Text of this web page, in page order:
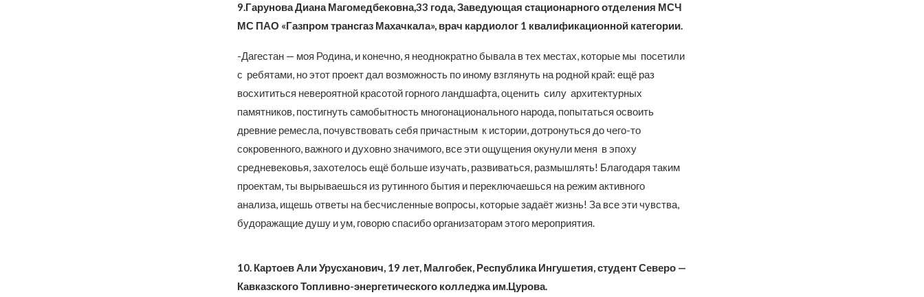
9.Гарунова Диана Магомедбековна,33 года, Заведующая стационарного отделения МСЧ
МС ПАО «Газпром трансгаз Махачкала», врач кардиолог 1 квалификационной категории.
-Дагестан — моя Родина, и конечно, я неоднократно бывала в тех местах, которые мы посетили
с ребятами, но этот проект дал возможность по иному взглянуть на родной край: ещё раз
восхититься невероятной красотой горного ландшафта, оценить силу архитектурных
памятников, постигнуть самобытность многонационального народа, попытаться освоить
древние ремесла, почувствовать себя причастным к истории, дотронуться до чего-то
сокровенного, важного и духовно значимого, все эти ощущения окунули меня в эпоху
средневековья, захотелось ещё больше изучать, развиваться, размышлять! Благодаря таким
проектам, ты вырываешься из рутинного бытия и переключаешься на режим активного
анализа, ищешь ответы на бесчисленные вопросы, которые задаёт жизнь! За все эти чувства,
будоражащие душу и ум, говорю спасибо организаторам этого мероприятия.
10. Картоев Али Урусханович, 19 лет, Малгобек, Республика Ингушетия, студент Северо —
Кавказского Топливно-энергетического колледжа им.Цурова.